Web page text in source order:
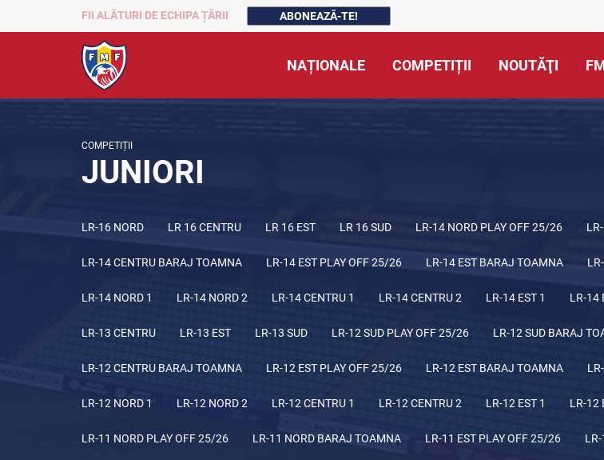
FII ALĂTURI DE ECHIPA ȚĂRII ABONEAZĂ-TE!
NAȚIONALE COMPETIȚII NOUTĂŢI
COMPETIȚII
JUNIORI
LR-16 NORD LR 16 CENTRU LR 16 EST LR 16 SUD LR-14 NORD PLAY OFF 25/26
LR-14 CENTRU BARAJ TOAMNA LR-14 EST PLAY OFF 25/26 LR-14 EST BARAJ TOAMNA
LR-14 NORD 1 LR-14 NORD 2 LR-14 CENTRU 1 LR-14 CENTRU 2 LR-14 EST 1 LR-14
LR-13 CENTRU LR-13 EST LR-13 SUD LR-12 SUD PLAY OFF 25/26 LR-12 SUD BARAJ
LR-12 CENTRU BARAJ TOAMNA LR-12 EST PLAY OFF 25/26 LR-12 EST BARAJ TOAMNA
LR-12 NORD 1 LR-12 NORD 2 LR-12 CENTRU 1 LR-12 CENTRU 2 LR-12 EST 1 LR-12
LR-11 NORD PLAY OFF 25/26 LR-11 NORD BARAJ TOAMNA LR-11 EST PLAY OFF 25/26